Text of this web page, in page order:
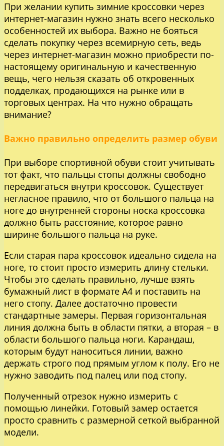
При желании купить зимние кроссовки через
интернет-магазин нужно знать всего несколько
особенностей их выбора. Важно не бояться
сделать покупку через всемирную сеть, ведь
через интернет-магазин можно приобрести по-
настоящему оригинальную и качественную
вещь, чего нельзя сказать об откровенных
подделках, продающихся на рынке или в
торговых центрах. На что нужно обращать
внимание?
Важно правильно определить размер обуви
При выборе спортивной обуви стоит учитывать
тот факт, что пальцы стопы должны свободно
передвигаться внутри кроссовок. Существует
негласное правило, что от большого пальца на
ноге до внутренней стороны носка кроссовка
должно быть расстояние, которое равно
ширине большого пальца на руке.
Если старая пара кроссовок идеально сидела на
ноге, то стоит просто измерить длину стельки.
Чтобы это сделать правильно, лучше взять
бумажный лист в формате А4 и поставить на
него стопу. Далее достаточно провести
стандартные замеры. Первая горизонтальная
линия должна быть в области пятки, а вторая – в
области большого пальца ноги. Карандаш,
которым будут наноситься линии, важно
держать строго под прямым углом к полу. Его не
нужно заводить под палец или под стопу.
Полученный отрезок нужно измерить с
помощью линейки. Готовый замер остается
просто сравнить с размерной сеткой выбранной
модели.